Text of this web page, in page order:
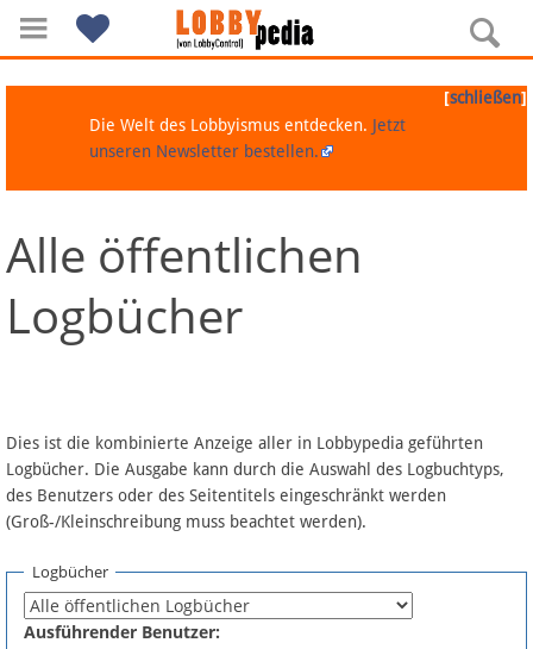
Navigation
Über Lobbypedia
Artikel nach Kategorien
FAQ
Fördermitglied werden
[schließen]
Die Welt des Lobbyismus entdecken. Jetzt
unseren Newsletter bestellen.
Alle öffentlichen
Logbücher
Dies ist die kombinierte Anzeige aller in Lobbypedia geführten
Logbücher. Die Ausgabe kann durch die Auswahl des Logbuchtyps,
des Benutzers oder des Seitentitels eingeschränkt werden
(Groß-/Kleinschreibung muss beachtet werden).
Logbücher
Ausführender Benutzer: